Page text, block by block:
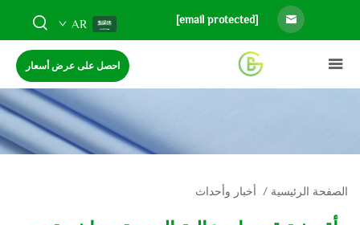
[email protected]
AR
احصل على عرض أسعار
الصفحة الرئيسية / أخبار وأحداث